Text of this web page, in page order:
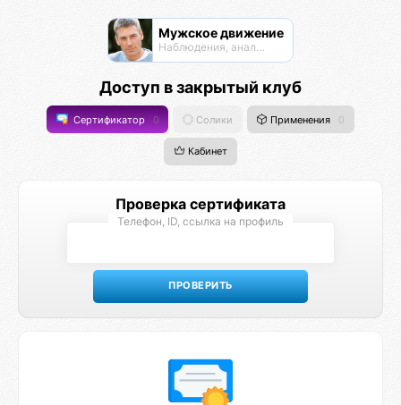
Мужское движение
Наблюдения, анализ, обсуждения
Доступ в закрытый клуб
Сертификатор 0 Солики Применения 0
Кабинет
Проверка сертификата
Телефон, ID, ссылка на профиль